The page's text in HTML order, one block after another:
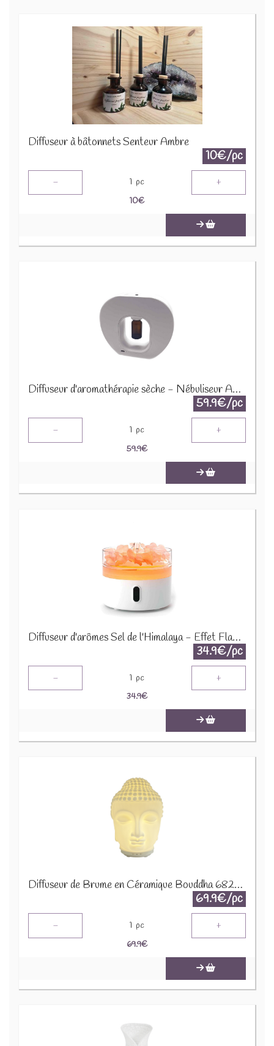
Diffuseur à bâtonnets Senteur Ambre
10€/pc
- 1 pc +
10€
Diffuseur d'aromathérapie sèche - Nébuliseur AATOM-28
59.9€/pc
- 1 pc +
59.9€
Diffuseur d'arômes Sel de l'Himalaya - Effet Flamme AATOM-27
34.9€/pc
- 1 pc +
34.9€
Diffuseur de Brume en Céramique Bouddha 68200
69.9€/pc
- 1 pc +
69.9€